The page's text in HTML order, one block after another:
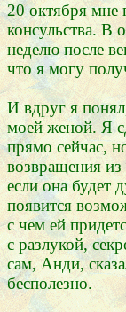
20 октября мне
консульства. В
неделю после
что я могу
И вдруг я
моей женой. Я
прямо сейчас,
возвращения
если она будет
появится
с чем ей
с разлукой,
сам, Анди,
бесполезно.